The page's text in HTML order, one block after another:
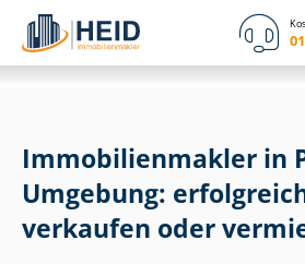
Im­mo­bi­li­en­mak­ler in
Umgebung:
verkaufen oder